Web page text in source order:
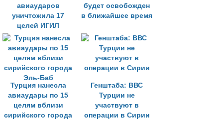
авиаударов
уничтожила 17
целей ИГИЛ
будет освобожден
в ближайшее время
Турция нанесла
авиаудары по 15
целям вблизи
сирийского города
Генштаба: ВВС
Турции не
участвуют в
операции в Сирии